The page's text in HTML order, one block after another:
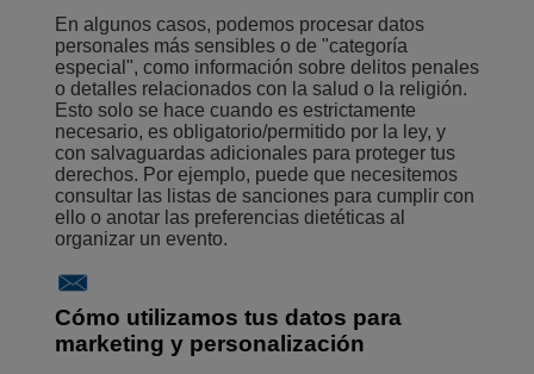
En algunos casos, podemos procesar datos
personales más sensibles o de "categoría
especial", como información sobre delitos penales
o detalles relacionados con la salud o la religión.
Esto solo se hace cuando es estrictamente
necesario, es obligatorio/permitido por la ley, y
con salvaguardas adicionales para proteger tus
derechos. Por ejemplo, puede que necesitemos
consultar las listas de sanciones para cumplir con
ello o anotar las preferencias dietéticas al
organizar un evento.
Cómo utilizamos tus datos para
marketing y personalización